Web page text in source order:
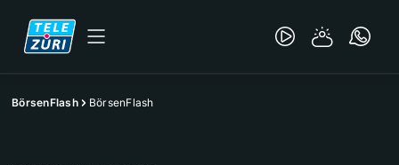
BörsenFlash BörsenFlash